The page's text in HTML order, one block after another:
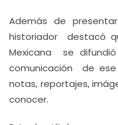
Además de
historiador destacó
Mexicana se
comunicación de
notas, reportajes,
conocer.